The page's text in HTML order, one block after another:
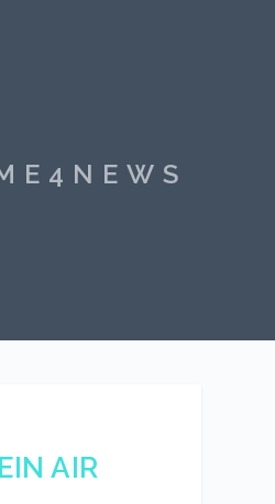
AIR